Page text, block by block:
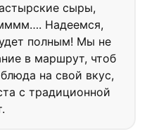
сыры,
Надеемся,
полным! Мы не
в маршрут, чтоб
на свой вкус,
с традиционной